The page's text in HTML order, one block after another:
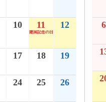
10 11
建国記念の日
12
17 18 19
24 25 26
6